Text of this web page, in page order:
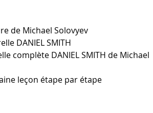
de Michael Solovyev
DANIEL SMITH
complète DANIEL SMITH de Michael
leçon étape par étape